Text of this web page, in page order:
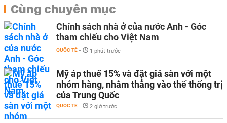
Cùng chuyên mục
Chính sách nhà ở của nước Anh - Góc
tham chiếu cho Việt Nam
QUỐC TẾ - 1 phút trước
Mỹ áp thuế 15% và đặt giá sàn với một
nhóm hàng, nhắm thẳng vào thế thống trị
của Trung Quốc
QUỐC TẾ - 2 giờ trước